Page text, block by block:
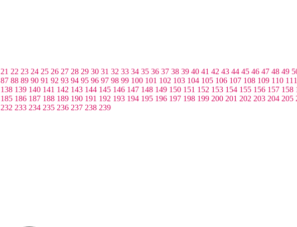
21 22 23 24 25 26 27 28 29 30 31 32 33 34 35 36 37 38 39 40 41 42 43 44 45 46 47 48 49
87 88 89 90 91 92 93 94 95 96 97 98 99 100 101 102 103 104 105 106 107 108 109 110 111
138 139 140 141 142 143 144 145 146 147 148 149 150 151 152 153 154 155 156 157 158
185 186 187 188 189 190 191 192 193 194 195 196 197 198 199 200 201 202 203 204 205
232 233 234 235 236 237 238 239